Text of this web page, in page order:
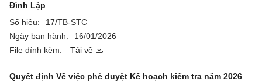
Đình Lập
Số hiệu:
17/TB-STC
Ngày ban hành:
16/01/2026
File đính kèm:
Tải về
Quyết định Về việc phê duyệt Kế hoạch kiểm tra năm 2026